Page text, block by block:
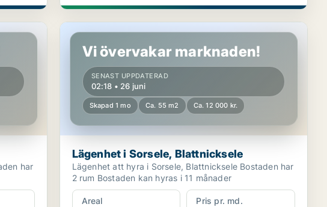
Lägenhet i Sorsele, Blattnicksele
Vi övervakar marknaden!
SENAST UPPDATERAD
02:18 • 26 juni
Skapad 1 mo Ca. 55 m2 Ca. 12 000 kr.
Lägenhet i Sorsele, Blattnicksele
Lägenhet att hyra i Sorsele, Blattnicksele Bostaden har
2 rum Bostaden kan hyras i 11 månader
Areal
Pris pr. md.